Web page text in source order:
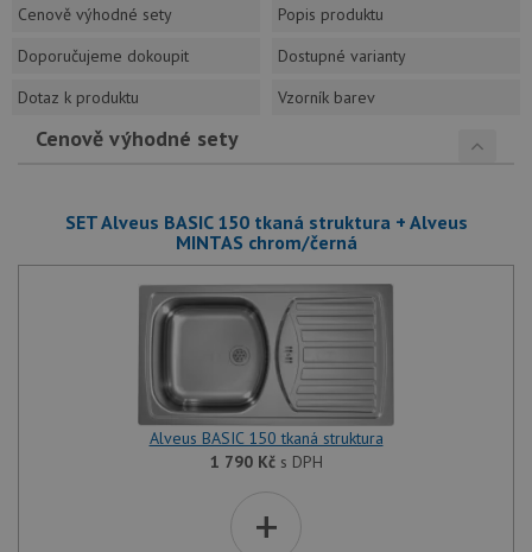
Cenově výhodné sety
Popis produktu
Doporučujeme dokoupit
Dostupné varianty
Dotaz k produktu
Vzorník barev
Cenově výhodné sety
SET Alveus BASIC 150 tkaná struktura + Alveus
MINTAS chrom/černá
Alveus BASIC 150 tkaná struktura
1 790 Kčs DPH
+